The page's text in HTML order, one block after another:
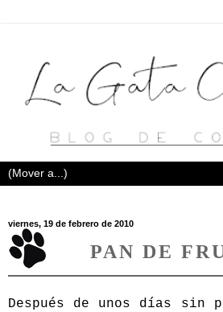
viernes, 19 de febrero de 2010
PAN DE
Después de unos días sin